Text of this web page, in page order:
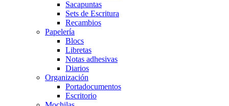
Sacapuntas
Sets de Escritura
Recambios
Papelería
Blocs
Libretas
Notas adhesivas
Diarios
Organización
Portadocumentos
Escritorio